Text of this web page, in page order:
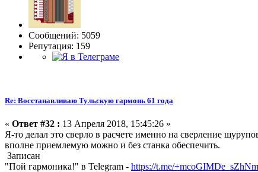
Сообщений: 5059
Репутация: 159
Re: Восстанавливаю Тульскую гармонь 61 года
« Ответ #32 : 13 Апреля 2018, 15:45:26 »
Я-то делал это сверло в расчете именно на сверление
вполне приемлемую можно и без станка обеспечить.
Записан
"Пой гармоника!" в Telegram - https://t.me/